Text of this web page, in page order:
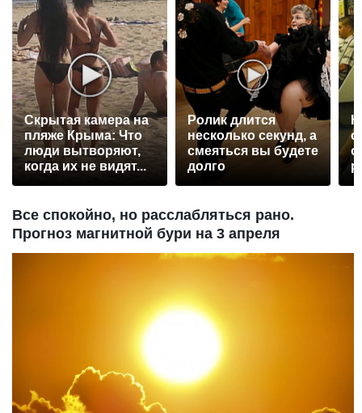
Скрытая камера на
пляже Крыма: Что
люди вытворяют,
когда их не видят...
Ролик длится
несколько секунд, а
смеяться вы будете
долго
Все спокойно, но расслабляться рано.
Прогноз магнитной бури на 3 апреля